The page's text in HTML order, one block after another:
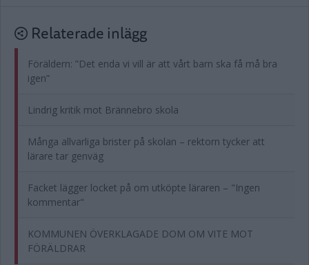
Relaterade inlägg
Föräldern: ”Det enda vi vill är att vårt barn ska få må bra
igen”
Lindrig kritik mot Brännebro skola
Många allvarliga brister på skolan – rektorn tycker att
lärare tar genväg
Facket lägger locket på om utköpte läraren – "Ingen
kommentar"
KOMMUNEN ÖVERKLAGADE DOM OM VITE MOT
FÖRÄLDRAR